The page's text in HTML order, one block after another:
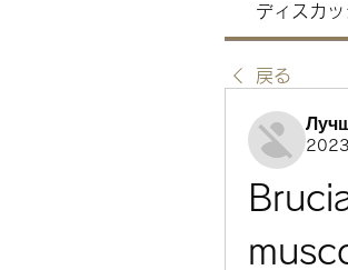
ディスカ
戻る